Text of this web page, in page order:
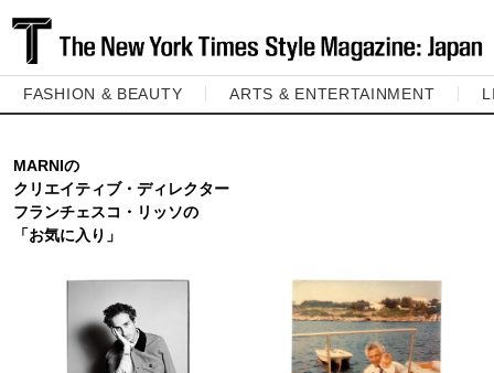
FASHION & BEAUTY ARTS & ENTERTAINMENT
MARNIの
クリエイティブ・ディレクター
フランチェスコ・リッソの
「お気に入り」